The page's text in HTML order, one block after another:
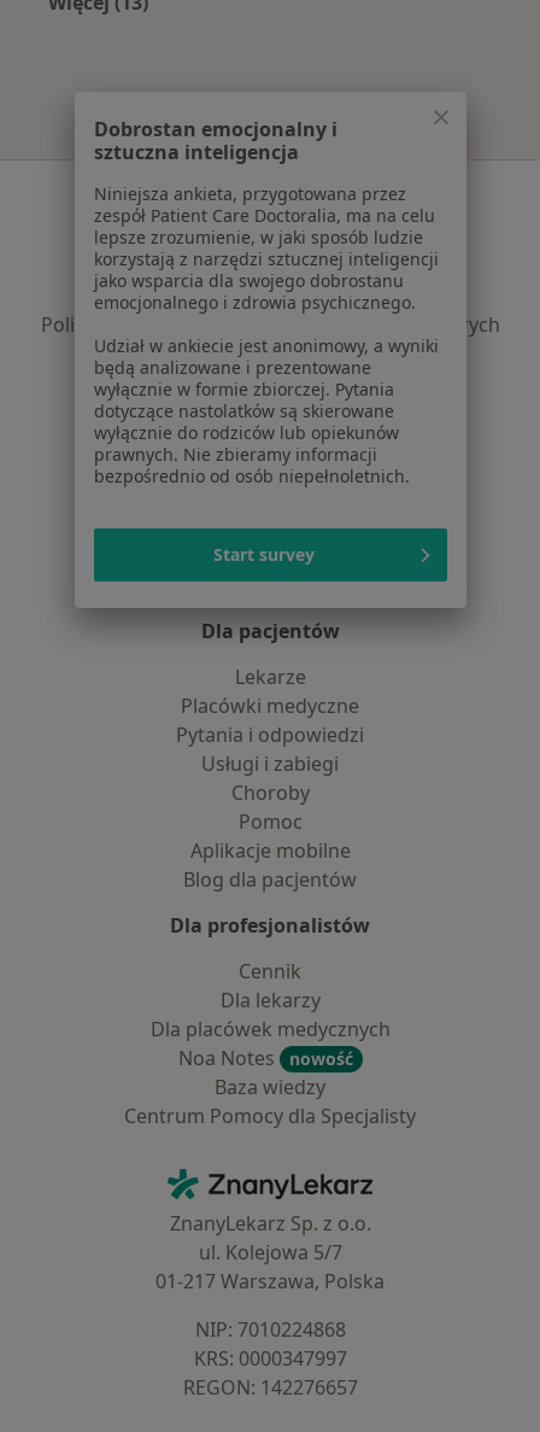
Serwis
Regulamin
Polityka prywatności pacjentów
Polityka prywatności profesjonalistów
Polityka prywatności dla profesjonalistów, których
dane pozyskaliśmy samodzielnie
Polityka cookies
Jak działają wyniki wyszukiwania
Dostępność
O nas
Partnerzy
Centrum prasowe
Kontakt
Dla pacjentów
Lekarze
Placówki medyczne
Pytania i odpowiedzi
Usługi i zabiegi
Choroby
Pomoc
Aplikacje mobilne
Blog dla pacjentów
Dla profesjonalistów
Cennik
Dla lekarzy
Dla placówek medycznych
Noa Notes
nowość
Baza wiedzy
Centrum Pomocy dla Specjalisty
ZnanyLekarz - Strona główna
ZnanyLekarz Sp. z o.o.
ul. Kolejowa 5/7
01-217 Warszawa, Polska
NIP: ⁠7010224868
KRS: ⁠0000347997
REGON: ⁠142276657
Dobrostan emocjonalny i
sztuczna inteligencja
Niniejsza ankieta, przygotowana przez
zespół Patient Care Doctoralia, ma na celu
lepsze zrozumienie, w jaki sposób ludzie
korzystają z narzędzi sztucznej inteligencji
jako wsparcia dla swojego dobrostanu
emocjonalnego i zdrowia psychicznego.
Udział w ankiecie jest anonimowy, a wyniki
będą analizowane i prezentowane
wyłącznie w formie zbiorczej. Pytania
dotyczące nastolatków są skierowane
wyłącznie do rodziców lub opiekunów
prawnych. Nie zbieramy informacji
bezpośrednio od osób niepełnoletnich.
Start survey